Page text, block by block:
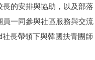
的安排與協助，以及部落
一同參與社區服務與交流
長帶領下與韓國扶青團師